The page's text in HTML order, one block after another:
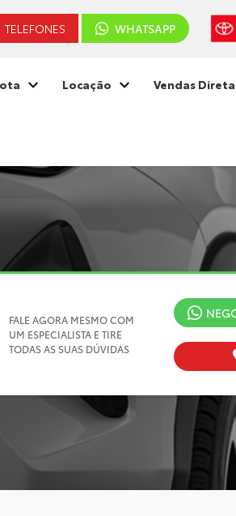
TELEFONES WHATSAPP
Locação Vendas
FALE AGORA MESMO COM
UM ESPECIALISTA E TIRE
TODAS AS SUAS DÚVIDAS